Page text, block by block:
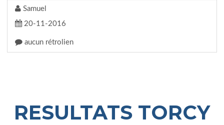
Samuel
20-11-2016
aucun rétrolien
RESULTATS TORCY